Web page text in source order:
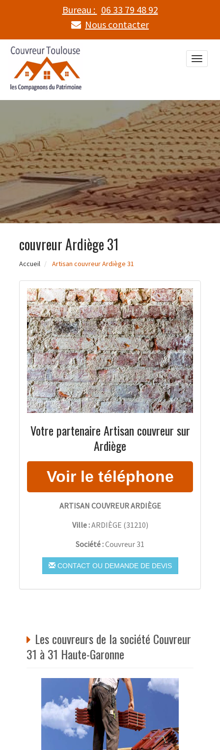
Bureau : 06 33 79 48 92
Nous contacter
Toggle
couvreur Ardiège 31
Accueil Artisan couvreur Ardiège 31
Votre partenaire Artisan couvreur sur
Ardiège
ARTISAN COUVREUR ARDIÈGE
Ville :ARDIÈGE (31210)
Société :Couvreur 31
CONTACT OU DEMANDE DE DEVIS
Les couvreurs de la société Couvreur
31 à 31 Haute-Garonne